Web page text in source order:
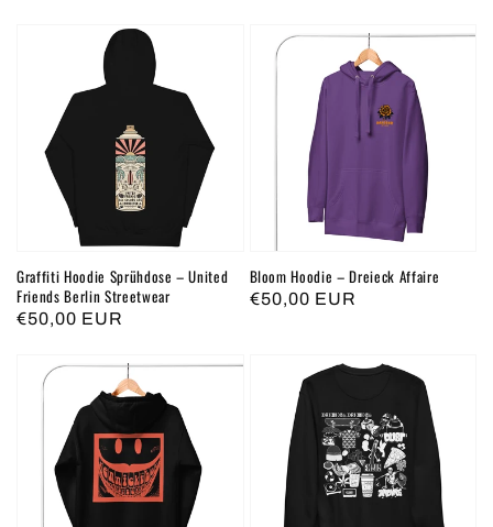
Graffiti Hoodie Sprühdose – United
Friends Berlin Streetwear
Normaler
€50,00 EUR
Bloom Hoodie – Dreieck Affaire
Normaler
€50,00 EUR